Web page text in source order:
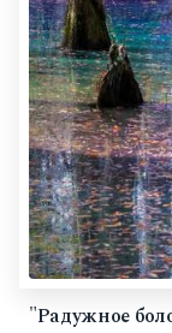
"Радужное